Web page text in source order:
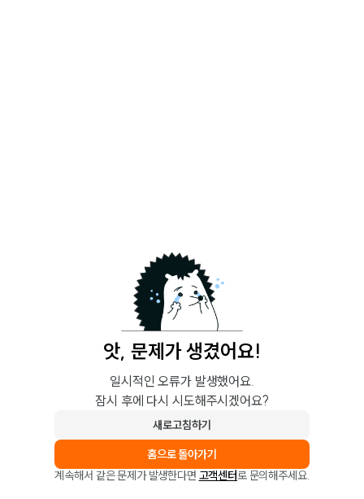
앗, 문제가 생겼어요!
일시적인 오류가 발생했어요.
잠시 후에 다시 시도해주시겠어요?
새로고침하기
홈으로 돌아가기
계속해서 같은 문제가 발생한다면 고객센터로 문의해주세요.